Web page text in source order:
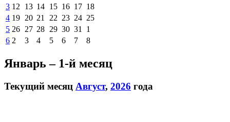
3 12 13 14 15 16 17 18
4 19 20 21 22 23 24 25
5 26 27 28 29 30 31
1
6 2 3 4 5 6 7 8
Январь – 1-й месяц
Текущий месяц Август, 2026 года